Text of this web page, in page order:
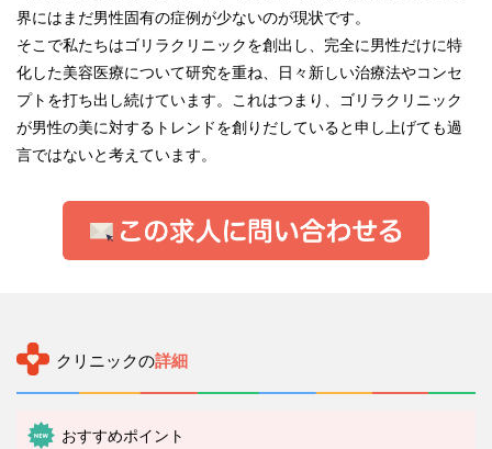
界にはまだ男性固有の症例が少ないのが現状です。
そこで私たちはゴリラクリニックを創出し、完全に男性だけに特
化した美容医療について研究を重ね、日々新しい治療法やコンセ
プトを打ち出し続けています。これはつまり、ゴリラクリニック
が男性の美に対するトレンドを創りだしていると申し上げても過
言ではないと考えています。
クリニックの詳細
おすすめポイント